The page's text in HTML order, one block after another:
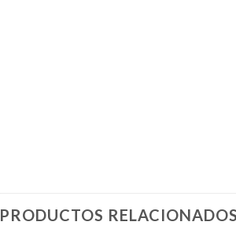
PRODUCTOS RELACIONADOS